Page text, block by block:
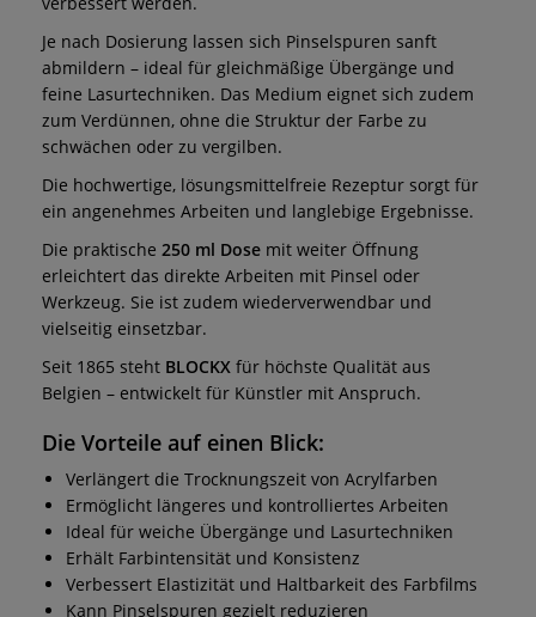
Je nach Dosierung lassen sich Pinselspuren sanft
abmildern – ideal für gleichmäßige Übergänge und
feine Lasurtechniken. Das Medium eignet sich zudem
zum Verdünnen, ohne die Struktur der Farbe zu
schwächen oder zu vergilben.
Die hochwertige, lösungsmittelfreie Rezeptur sorgt für
ein angenehmes Arbeiten und langlebige Ergebnisse.
Die praktische 250 ml Dose mit weiter Öffnung
erleichtert das direkte Arbeiten mit Pinsel oder
Werkzeug. Sie ist zudem wiederverwendbar und
vielseitig einsetzbar.
Seit 1865 steht BLOCKX für höchste Qualität aus
Belgien – entwickelt für Künstler mit Anspruch.
Die Vorteile auf einen Blick:
Verlängert die Trocknungszeit von Acrylfarben
Ermöglicht längeres und kontrolliertes Arbeiten
Ideal für weiche Übergänge und Lasurtechniken
Erhält Farbintensität und Konsistenz
Verbessert Elastizität und Haltbarkeit des Farbfilms
Kann Pinselspuren gezielt reduzieren